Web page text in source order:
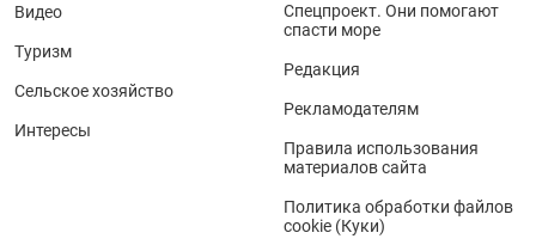
Видео
Туризм
Сельское хозяйство
Интересы
Спецпроект. Они помогают
спасти море
Редакция
Рекламодателям
Правила использования
материалов сайта
Политика обработки файлов
cookie (Куки)